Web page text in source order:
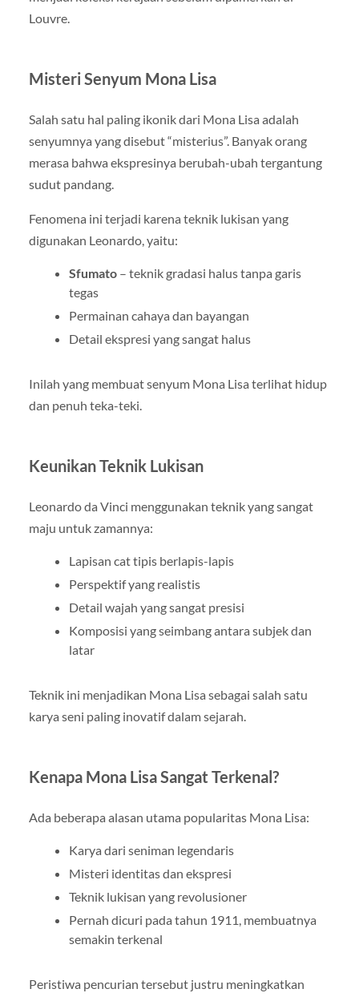
Louvre.
Misteri Senyum Mona Lisa
Salah satu hal paling ikonik dari Mona Lisa adalah
senyumnya yang disebut “misterius”. Banyak orang
merasa bahwa ekspresinya berubah-ubah tergantung
sudut pandang.
Fenomena ini terjadi karena teknik lukisan yang
digunakan Leonardo, yaitu:
Sfumato– teknik gradasi halus tanpa garis
tegas
Permainan cahaya dan bayangan
Detail ekspresi yang sangat halus
Inilah yang membuat senyum Mona Lisa terlihat hidup
dan penuh teka-teki.
Keunikan Teknik Lukisan
Leonardo da Vinci menggunakan teknik yang sangat
maju untuk zamannya:
Lapisan cat tipis berlapis-lapis
Perspektif yang realistis
Detail wajah yang sangat presisi
Komposisi yang seimbang antara subjek dan
latar
Teknik ini menjadikan Mona Lisa sebagai salah satu
karya seni paling inovatif dalam sejarah.
Kenapa Mona Lisa Sangat Terkenal?
Ada beberapa alasan utama popularitas Mona Lisa:
Karya dari seniman legendaris
Misteri identitas dan ekspresi
Teknik lukisan yang revolusioner
Pernah dicuri pada tahun 1911, membuatnya
semakin terkenal
Peristiwa pencurian tersebut justru meningkatkan